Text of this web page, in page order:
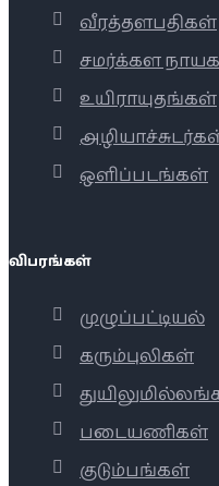
வீரத்தளபதிகள்
சமர்க்கள
உயிராயுதங்கள்
ஒளிப்படங்கள்
விபரங்கள்
முழுப்பட்டியல்
கரும்புலிகள்
படையணிகள்
குடும்பங்கள்